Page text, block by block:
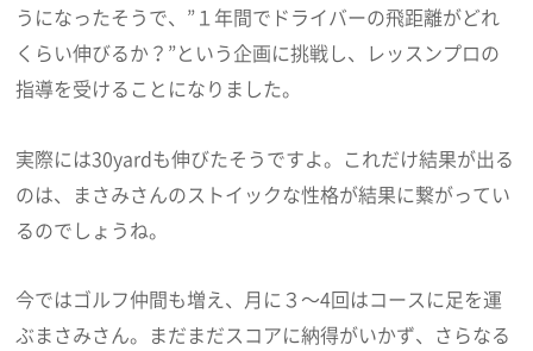
うになったそうで、”１年間でドライバーの飛距離がどれ
くらい伸びるか？”という企画に挑戦し、レッスンプロの
指導を受けることになりました。
実際には30yardも伸びたそうですよ。これだけ結果が出る
のは、まさみさんのストイックな性格が結果に繋がってい
るのでしょうね。
今ではゴルフ仲間も増え、月に３～4回はコースに足を運
ぶまさみさん。まだまだスコアに納得がいかず、さらなる